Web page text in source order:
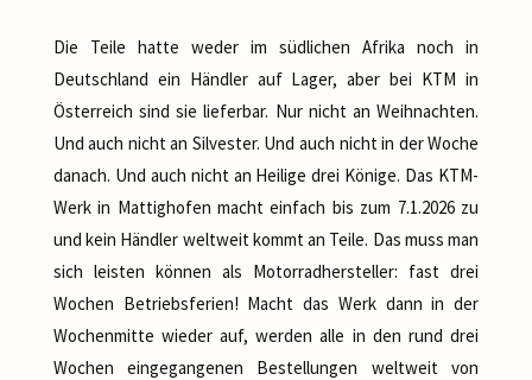
Die Teile hatte weder im südlichen Afrika noch in
Deutschland ein Händler auf Lager, aber bei KTM in
Österreich sind sie lieferbar. Nur nicht an Weihnachten.
Und auch nicht an Silvester. Und auch nicht in der Woche
danach. Und auch nicht an Heilige drei Könige. Das KTM-
Werk in Mattighofen macht einfach bis zum 7.1.2026 zu
und kein Händler weltweit kommt an Teile. Das muss man
sich leisten können als Motorradhersteller: fast drei
Wochen Betriebsferien! Macht das Werk dann in der
Wochenmitte wieder auf, werden alle in den rund drei
Wochen eingegangenen Bestellungen weltweit von